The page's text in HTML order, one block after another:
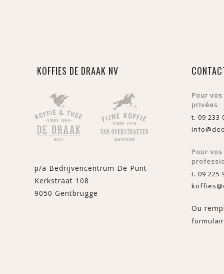
KOFFIES DE DRAAK NV
p/a Bedrijvencentrum De Punt
Kerkstraat 108
9050 Gentbrugge
Pour
privées
t. 09 233
Pour
t. 09 225
Ou